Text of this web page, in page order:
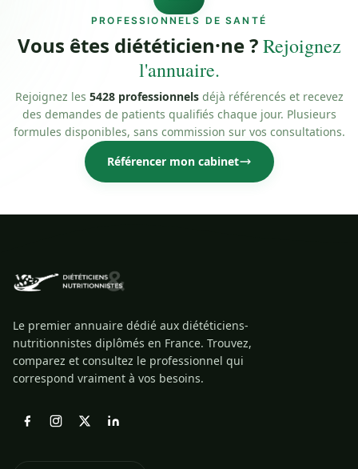
PROFESSIONNELS DE SANTÉ
Vous êtes diététicien·ne ?Rejoignez
l'annuaire.
Rejoignez les 5428 professionnelsdéjà référencés et recevez
des demandes de patients qualifiés chaque jour. Plusieurs
formules disponibles, sans commission sur vos consultations.
Référencer mon cabinet
Le premier annuaire dédié aux diététiciens-
nutritionnistes diplômés en France. Trouvez,
comparez et consultez le professionnel qui
correspond vraiment à vos besoins.